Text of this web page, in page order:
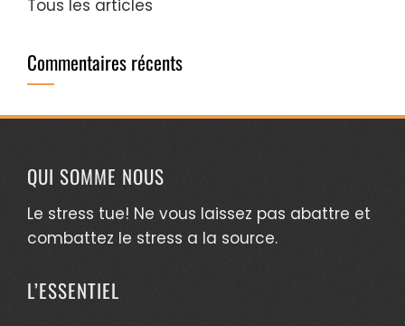
Tous les articles
Commentaires récents
QUI SOMME NOUS
Le stress tue! Ne vous laissez pas abattre et
combattez le stress a la source.
L’ESSENTIEL